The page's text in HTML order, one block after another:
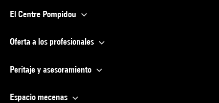
El Centre Pompidou
Oferta a los profesionales
Peritaje y asesoramiento
Espacio mecenas